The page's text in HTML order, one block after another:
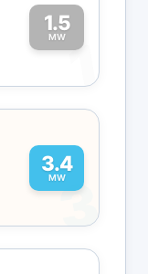
1.5
MW1
3.4
MW
3